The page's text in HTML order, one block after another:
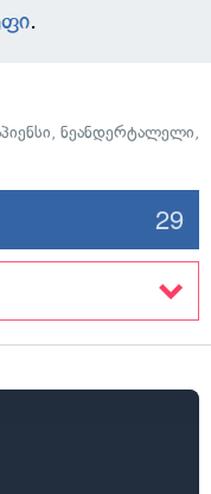
.
, ნეანდერტალელი,
29